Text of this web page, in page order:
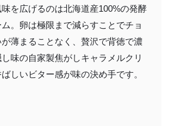
を広げるのは北海道産100%の発酵
。卵は極限まで減らすことでチョ
薄まることなく、贅沢で背徳で濃
味の自家製焦がしキャラメルクリ
しいビター感が味の決め手です。